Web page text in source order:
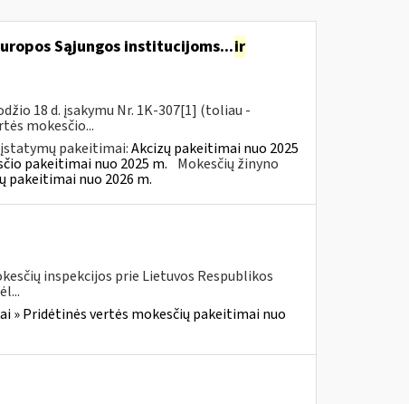
Sąjungos institucijoms...ir
18 d. įsakymu Nr. 1K-307[1] (toliau -
mokesčio...
pakeitimai:Akcizų pakeitimai nuo 2025
pakeitimai nuo 2025 m. Mokesčių žinyno
pakeitimai nuo 2026 m.
inspekcijos prie Lietuvos Respublikos
» Pridėtinės vertės mokesčių pakeitimai nuo